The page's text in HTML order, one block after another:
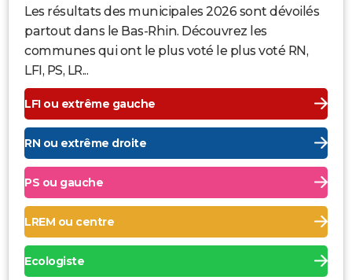
Les résultats des municipales 2026 sont dévoilés
partout dans le Bas-Rhin. Découvrez les
communes qui ont le plus voté le plus voté RN,
LFI, PS, LR...
LFI ou extrême gauche
RN ou extrême droite
PS ou gauche
LREM ou centre
Ecologiste